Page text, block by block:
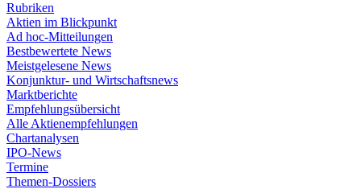
Rubriken
Aktien im Blickpunkt
Ad hoc-Mitteilungen
Bestbewertete News
Meistgelesene News
Konjunktur- und Wirtschaftsnews
Marktberichte
Empfehlungsübersicht
Alle Aktienempfehlungen
Chartanalysen
IPO-News
Termine
Themen-Dossiers